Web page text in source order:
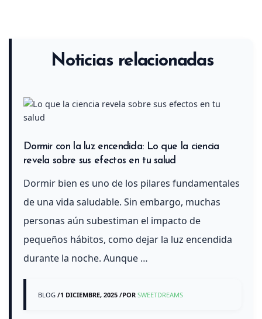
Noticias relacionadas
Dormir con la luz encendida: Lo que la ciencia
revela sobre sus efectos en tu salud
Dormir bien es uno de los pilares fundamentales
de una vida saludable. Sin embargo, muchas
personas aún subestiman el impacto de
pequeños hábitos, como dejar la luz encendida
durante la noche. Aunque …
BLOG /1 DICIEMBRE, 2025 /POR SWEETDREAMS